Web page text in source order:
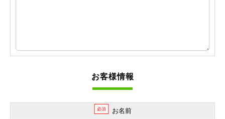
お客様情報
必須 お名前